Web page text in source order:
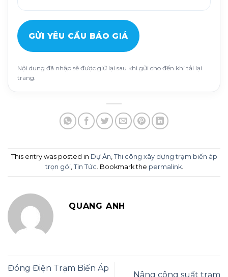
GỬI YÊU CẦU BÁO GIÁ
Nội dung đã nhập sẽ được giữ lại sau khi gửi cho đến khi tải lại
trang.
This entry was posted in Dự Án, Thi công xây dựng trạm biến áp
trọn gói, Tin Tức. Bookmark the permalink.
QUANG ANH
Đóng Điện Trạm Biến Áp
Nâng công suất trạm